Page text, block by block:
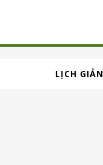
LỊCH